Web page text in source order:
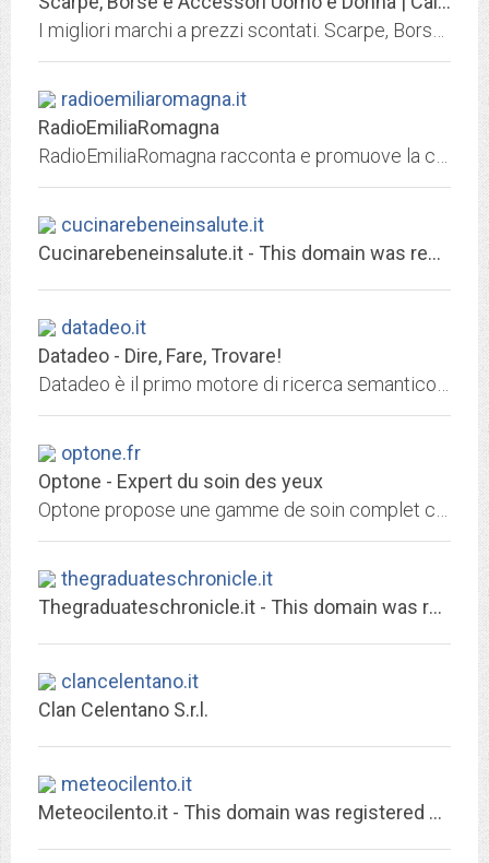
radioemiliaromagna.it
RadioEmiliaRomagna
cucinarebeneinsalute.it
Cucinarebeneinsalute.it - This domain was registered with Match.it
datadeo.it
Datadeo - Dire, Fare, Trovare!
optone.fr
Optone - Expert du soin des yeux
thegraduateschronicle.it
Thegraduateschronicle.it - This domain was registered with Match.it
clancelentano.it
Clan Celentano S.r.l.
meteocilento.it
Meteocilento.it - This domain was registered with Match.it